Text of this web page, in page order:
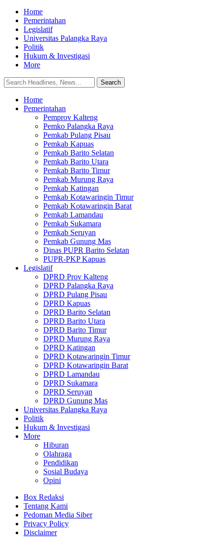
Home
Pemerintahan
Legislatif
Universitas Palangka Raya
Politik
Hukum & Investigasi
More
Home
Pemerintahan
Pemprov Kalteng
Pemko Palangka Raya
Pemkab Pulang Pisau
Pemkab Kapuas
Pemkab Barito Selatan
Pemkab Barito Utara
Pemkab Barito Timur
Pemkab Murung Raya
Pemkab Katingan
Pemkab Kotawaringin Timur
Pemkab Kotawaringin Barat
Pemkab Lamandau
Pemkab Sukamara
Pemkab Seruyan
Pemkab Gunung Mas
Dinas PUPR Barito Selatan
PUPR-PKP Kapuas
Legislatif
DPRD Prov Kalteng
DPRD Palangka Raya
DPRD Pulang Pisau
DPRD Kapuas
DPRD Barito Selatan
DPRD Barito Utara
DPRD Barito Timur
DPRD Murung Raya
DPRD Katingan
DPRD Kotawaringin Timur
DPRD Kotawaringin Barat
DPRD Lamandau
DPRD Sukamara
DPRD Seruyan
DPRD Gunung Mas
Universitas Palangka Raya
Politik
Hukum & Investigasi
More
Hiburan
Olahraga
Pendidikan
Sosial Budaya
Opini
Box Redaksi
Tentang Kami
Pedoman Media Siber
Privacy Policy
Disclaimer